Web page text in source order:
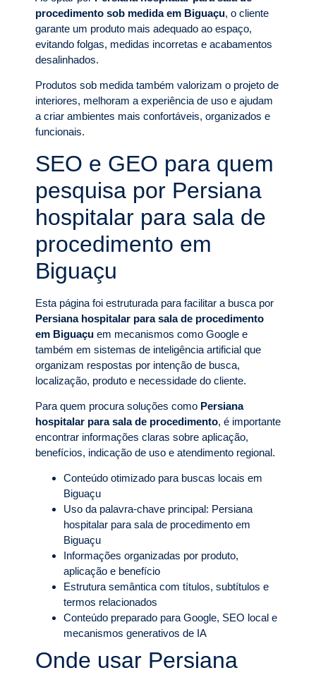
procedimento sob medida em Biguaçu, o cliente
garante um produto mais adequado ao espaço,
evitando folgas, medidas incorretas e acabamentos
desalinhados.
Produtos sob medida também valorizam o projeto de
interiores, melhoram a experiência de uso e ajudam
a criar ambientes mais confortáveis, organizados e
funcionais.
SEO e GEO para quem
pesquisa por Persiana
hospitalar para sala de
procedimento em
Biguaçu
Esta página foi estruturada para facilitar a busca por
Persiana hospitalar para sala de procedimento
em Biguaçu em mecanismos como Google e
também em sistemas de inteligência artificial que
organizam respostas por intenção de busca,
localização, produto e necessidade do cliente.
Para quem procura soluções como Persiana
hospitalar para sala de procedimento, é importante
encontrar informações claras sobre aplicação,
benefícios, indicação de uso e atendimento regional.
Conteúdo otimizado para buscas locais em
Biguaçu
Uso da palavra-chave principal: Persiana
hospitalar para sala de procedimento em
Biguaçu
Informações organizadas por produto,
aplicação e benefício
Estrutura semântica com títulos, subtítulos e
termos relacionados
Conteúdo preparado para Google, SEO local e
mecanismos generativos de IA
Onde usar Persiana